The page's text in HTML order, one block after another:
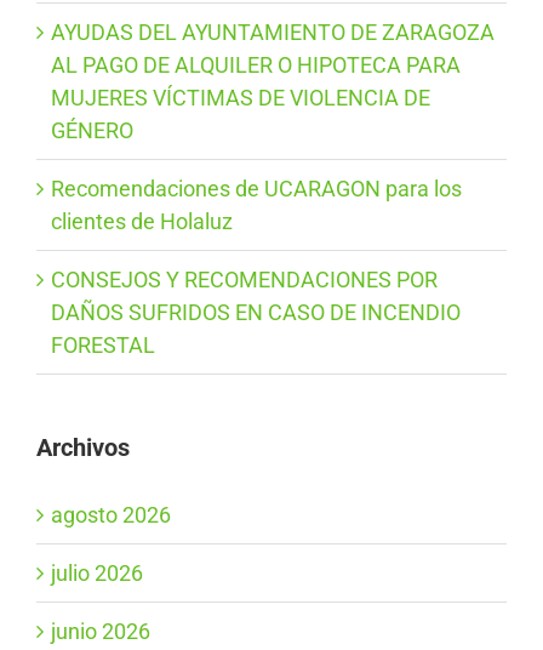
AYUDAS DEL AYUNTAMIENTO DE ZARAGOZA
AL PAGO DE ALQUILER O HIPOTECA PARA
MUJERES VÍCTIMAS DE VIOLENCIA DE
GÉNERO
Recomendaciones de UCARAGON para los
clientes de Holaluz
CONSEJOS Y RECOMENDACIONES POR
DAÑOS SUFRIDOS EN CASO DE INCENDIO
FORESTAL
Archivos
agosto 2026
julio 2026
junio 2026